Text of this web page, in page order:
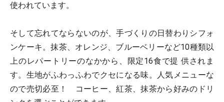
使われています。
そして忘れてならないのが、手づくりの日替わりシフォ
ンケーキ。抹茶、オレンジ、ブルーベリーなど10種類以
上のレパートリーのなかから、限定16食で提 供されま
す。生地がふわっふわでクセになる味。人気メニューな
ので売切必至！ コーヒー、紅茶、抹茶から好みのドリ